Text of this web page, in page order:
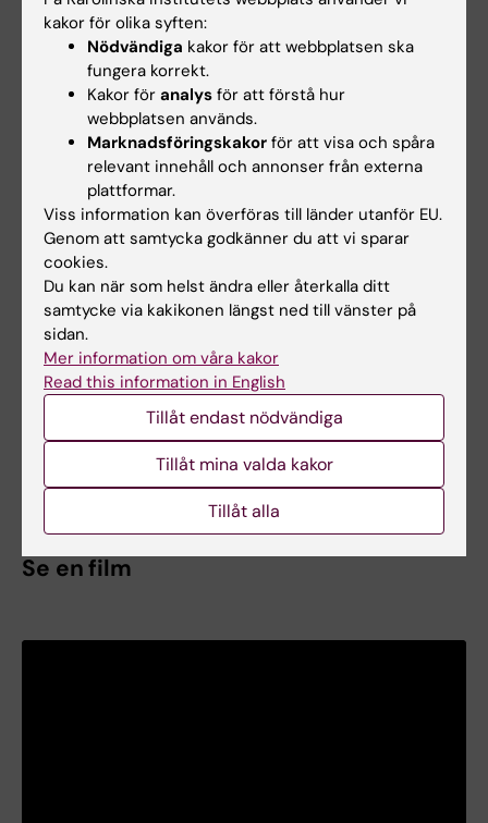
neurobiologi, vårdvetenskap och samhälle från
15 april 2020
Maria Hagströmer är född i Örnsköldsvik 1963. Hon
har fysioterapeutexamen (1996) samt
masterexamen i folkhälsa (2001) från KI. Hon
disputerade vid KI 2007 och var 2008 postdoc
vid National Cancer Institute, NIH, Bethesda, USA
2010 blev hon docent.
Maria Hagströmer har varit verksam vid NVS, KI,
sedan 1999 som universitetslärare och senare
forskare och sektionschef. 2018–2020 var hon
professor vid Sophiahemmet Högskola. Kopplat till
sin KI-professur har Hagströmer en förenad
anställning vid Akademiskt primärvårdscentrum i
Region Stockholm.
Maria Hagströmer har anställts som professor i
fysioterapi vid Karolinska Institutet från 15 april
Se en film
kakor för olika syften:
Nödvändiga kakor för att webbplatsen ska
fungera korrekt.
Kakor för analys för att förstå hur
webbplatsen används.
Marknadsföringskakor för att visa och spåra
relevant innehåll och annonser från externa
plattformar.
Viss information kan överföras till länder utanför EU.
Genom att samtycka godkänner du att vi sparar
cookies.
Du kan när som helst ändra eller återkalla ditt
samtycke via kakikonen längst ned till vänster på
sidan.
Mer information om våra kakor
Read this information in English
Tillåt endast nödvändiga
Tillåt mina valda kakor
Tillåt alla